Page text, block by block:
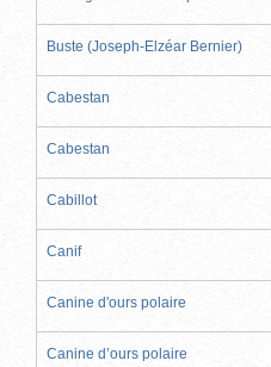
Buste (Joseph-Elzéar Bernier)
Cabestan
Cabestan
Cabillot
Canif
Canine d'ours polaire
Canine d’ours polaire